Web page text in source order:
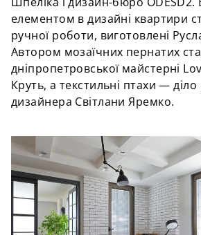
елементом в дизайні квартири
ручної роботи, виготовлені
Автором мозаїчних пернатих
дніпропетровської майстерні
Круть, а текстильні птахи —
дизайнера Світлани Яремко.